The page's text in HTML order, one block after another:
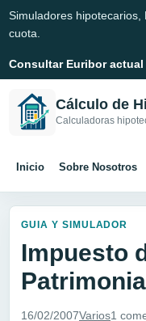
Simuladores
cuota.
Consultar Euribor actual
Cálculo de
Calculadoras
Inicio Sobre Nosotros
GUIA Y SIMULADOR
Impuesto
16/02/2007Varios1